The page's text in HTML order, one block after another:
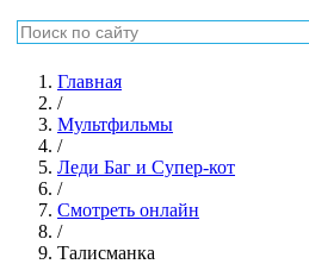
Главная
/
Мультфильмы
/
Леди Баг и Супер-кот
/
Смотреть онлайн
/
Талисманка